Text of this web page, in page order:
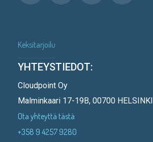
Keksitarjoilu
YHTEYSTIEDOT:
Cloudpoint Oy
Malminkaari 17-19B, 00700 HELSINKI
Ota yhteyttä tästä
+358 9 4257 9280